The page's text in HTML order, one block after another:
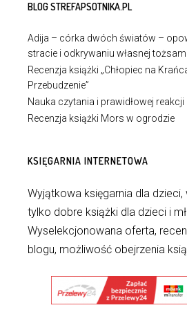
BLOG STREFAPSOTNIKA.PL
Adija – córka dwóch światów –
stracie i odkrywaniu własnej
Recenzja książki „Chłopiec na
Przebudzenie”
Nauka czytania i prawidłowej
Recenzja książki Mors w ogrodzie
KSIĘGARNIA INTERNETOWA
Wyjątkowa księgarnia dla
tylko dobre książki dla dzieci i
Wyselekcjonowana oferta,
blogu, możliwość obejrzenia